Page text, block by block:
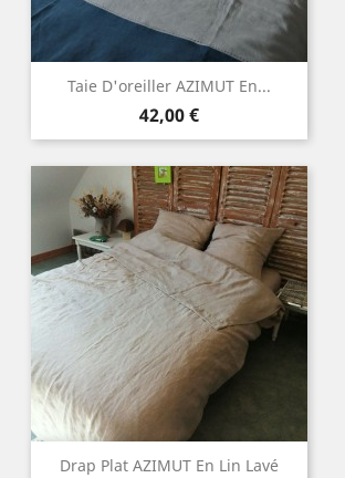
Taie D'oreiller AZIMUT En...
Prix
42,00 €
Drap Plat AZIMUT En Lin Lavé